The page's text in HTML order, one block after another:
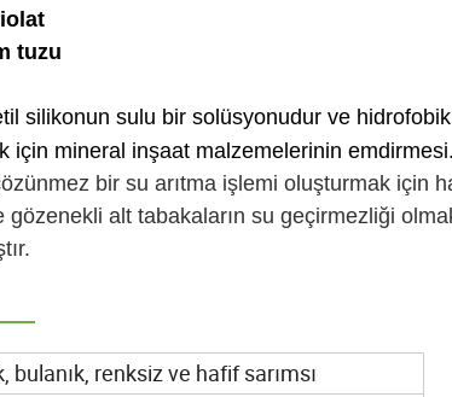
tuzu
silikonun sulu bir solüsyonudur ve
için mineral inşaat malzemelerinin emdirmesi.
bir su arıtma işlemi oluşturmak için
gözenekli alt tabakaların su geçirmezliği
bulanık, renksiz ve hafif sarımsı